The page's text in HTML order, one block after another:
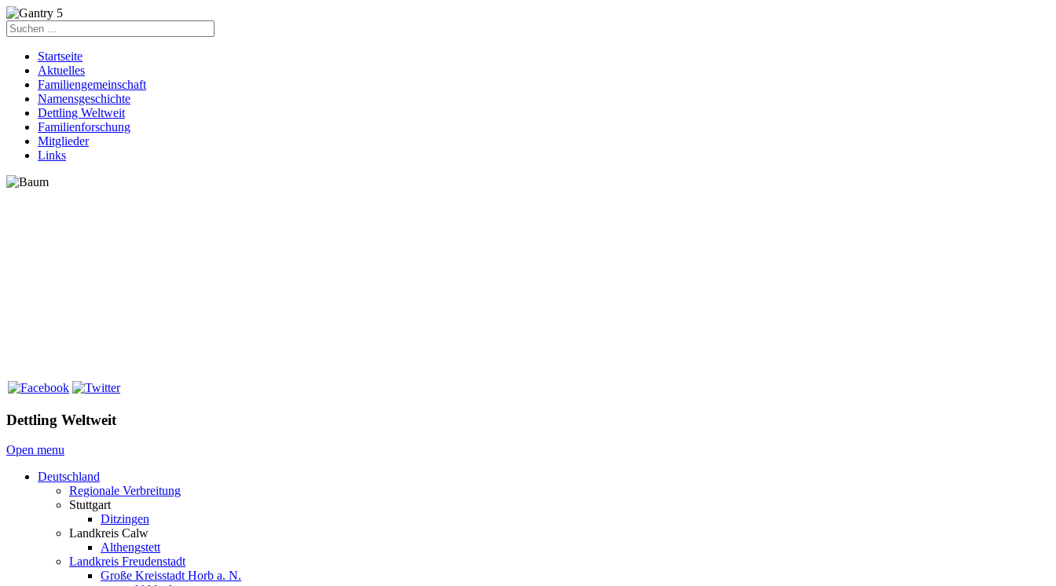
Startseite
Aktuelles
Familiengemeinschaft
Namensgeschichte
Dettling Weltweit
Familienforschung
Mitglieder
Links
Dettling Weltweit
Open menu
Deutschland
Regionale Verbreitung
Stuttgart
Ditzingen
Landkreis Calw
Althengstett
Landkreis Freudenstadt
Große Kreisstadt Horb a. N.